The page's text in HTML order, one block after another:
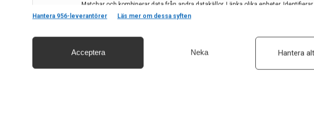
Matchar och kombinerar data från andra datakällor, Länka olika enheter,
baserat på information som överförs automatiskt.
och innehåll, Spara och meddela dina integritetsval.
Hantera 956-leverantörer Läs mer om dessa syften
Acceptera Neka Hantera